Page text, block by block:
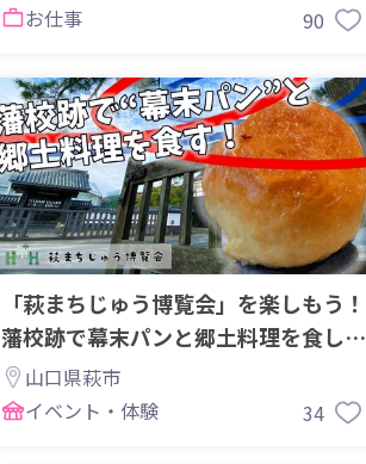
お仕事
90
「萩まちじゅう博覧会」を楽しもう！
藩校跡で幕末パンと郷土料理を食して
みませんか？
山口県萩市
イベント・体験
34